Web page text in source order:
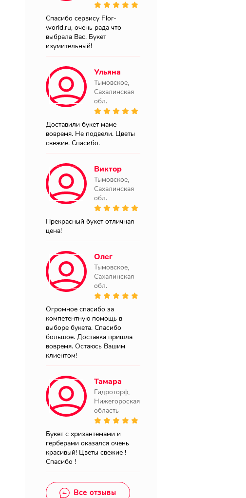
Спасибо сервису Flor-
world.ru, очень рада что
выбрала Вас. Букет
изумительный!
Ульяна
Тымовское,
Сахалинская
обл.
Доставили букет маме
вовремя. Не подвели. Цветы
свежие. Спасибо.
Виктор
Тымовское,
Сахалинская
обл.
Прекрасный букет отличная
цена!
Олег
Тымовское,
Сахалинская
обл.
Огромное спасибо за
компетентную помощь в
выборе букета. Спасибо
большое. Доставка пришла
вовремя. Остаюсь Вашим
клиентом!
Тамара
Гидроторф,
Нижегороская
область
Букет с хризантемами и
герберами оказался очень
красивый! Цветы свежие !
Спасибо !
Все отзывы